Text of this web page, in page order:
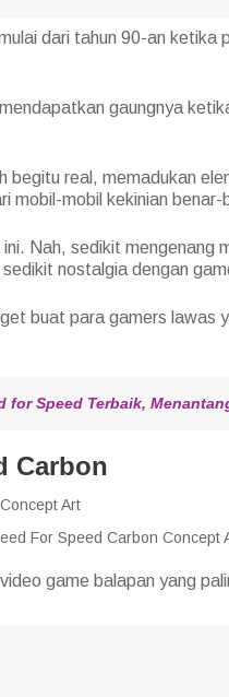
dari tahun 90-an
gaungnya
begitu real, memadukan
mobil-mobil kekinian
Nah, sedikit mengenang
nostalgia dengan
buat para gamers lawas
for Speed Terbaik,
Carbon
For Speed Carbon Concept
game balapan yang